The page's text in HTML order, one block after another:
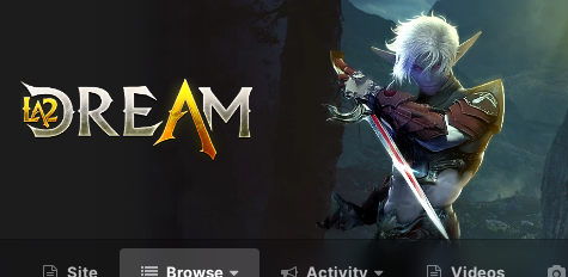
Site Browse Activity Videos